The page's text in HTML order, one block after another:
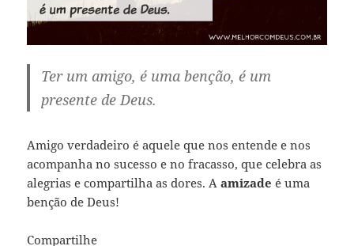
Ter um amigo, é uma benção, é um
presente de Deus.
Amigo verdadeiro é aquele que nos entende e nos
acompanha no sucesso e no fracasso, que celebra as
alegrias e compartilha as dores. Aamizade é uma
benção de Deus!
Compartilhe